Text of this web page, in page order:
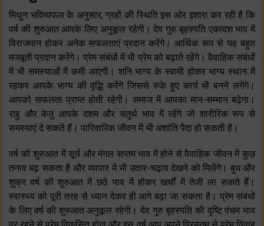
मिथुन भविष्यफल के अनुसार, ग्रहों की स्थिति इस ओर इशारा कर रही है कि
वर्ष की शुरुआत आपके लिए अनुकूल रहेगी। देव गुरु बृहस्पति एकादश भाव में
विराजमान होकर अनेक सफलताएं प्रदान करेंगे। आर्थिक रूप से यह बहुत
मजबूती प्रदान करेंगे। प्रेम संबंधों में भी प्रेम को बढ़ाते रहेंगे। वैवाहिक संबंधों
में भी समस्याओं में कमी आएगी। शनि भाग्य के स्वामी होकर भाग्य स्थान में
रहकर आपके भाग्य की वृद्धि करेंगे जिससे रुके हुए कार्य भी बनने लगेंगे।
आपको सफलता प्राप्त होती रहेगी। समाज में आपका मान-सम्मान बढ़ेगा।
राहु और केतु आपके दशम और चतुर्थ भाव में रहेंगे जो शारीरिक रूप से
समस्याएं दे सकते हैं। पारिवारिक जीवन में भी अशांति पैदा हो सकती है।
वर्ष की शुरुआत में सूर्य और मंगल सप्तम भाव में होने से वैवाहिक जीवन में कुछ
तनाव बढ़ सकता है और व्यापार में भी उतार-चढ़ाव देखने को मिलेंगे। बुध और
शुक्र वर्ष की शुरुआत में छठे भाव में होकर खर्चों में तेजी ला सकते हैं।
स्वास्थ्य को पूरी तरह से ध्यान देकर ही आगे बढ़ा जा सकता है। प्रेम संबंधों
के लिए वर्ष की शुरुआत अनुकूल रहेगी। देव गुरु बृहस्पति की दृष्टि पंचम भाव